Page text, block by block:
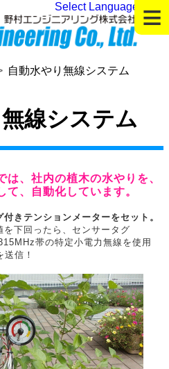
Select Language ≡
自動水やり無線システム
線システム
は、社内の植木の水やりを、
、自動化しています。
きテンションメーターをセット。
下回ったら、センサータグ
帯の特定小電力無線を使用
信！